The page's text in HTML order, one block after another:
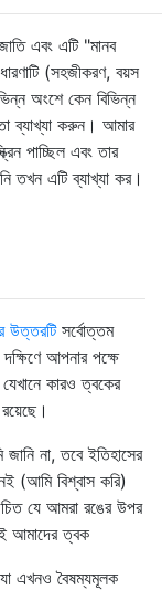
এবং এটি "মানব
(সহজীকরণ, বয়স
অংশে কেন বিভিন্ন
ব্যাখ্যা করুন। আমার
পাচ্ছিল এবং তার
তখন এটি ব্যাখ্যা কর।
উত্তরটিসর্বোত্তম
আপনার পক্ষে
কারও ত্বকের
না, তবে ইতিহাসের
(আমি বিশ্বাস করি)
যে আমরা রঙের উপর
আমাদের ত্বক
এখনও বৈষম্যমূলক